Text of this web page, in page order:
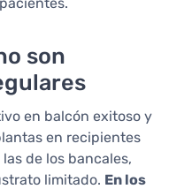
son
en balcón exitoso y
en recipientes
de los bancales,
limitado. En los